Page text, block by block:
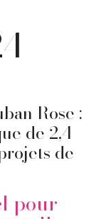
Rose :
de 2,4
de
pour